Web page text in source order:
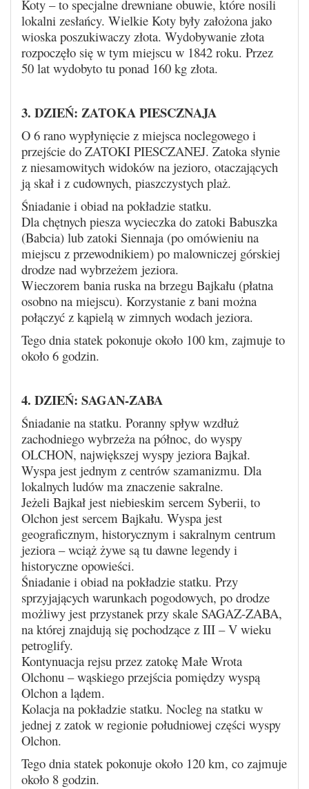
Koty – to specjalne drewniane obuwie, które nosili
lokalni zesłańcy. Wielkie Koty były założona jako
wioska poszukiwaczy złota. Wydobywanie złota
rozpoczęło się w tym miejscu w 1842 roku. Przez
50 lat wydobyto tu ponad 160 kg złota.
3. DZIEŃ: ZATOKA PIESCZNAJA
O 6 rano wypłynięcie z miejsca noclegowego i
przejście do ZATOKI PIESCZANEJ. Zatoka słynie
z niesamowitych widoków na jezioro, otaczających
ją skał i z cudownych, piaszczystych plaż.
Śniadanie i obiad na pokładzie statku.
Dla chętnych piesza wycieczka do zatoki Babuszka
(Babcia) lub zatoki Siennaja (po omówieniu na
miejscu z przewodnikiem) po malowniczej górskiej
drodze nad wybrzeżem jeziora.
Wieczorem bania ruska na brzegu Bajkału (płatna
osobno na miejscu). Korzystanie z bani można
połączyć z kąpielą w zimnych wodach jeziora.
Tego dnia statek pokonuje około 100 km, zajmuje to
około 6 godzin.
4. DZIEŃ: SAGAN-ZABA
Śniadanie na statku. Poranny spływ wzdłuż
zachodniego wybrzeża na północ, do wyspy
OLCHON, największej wyspy jeziora Bajkał.
Wyspa jest jednym z centrów szamanizmu. Dla
lokalnych ludów ma znaczenie sakralne.
Jeżeli Bajkał jest niebieskim sercem Syberii, to
Olchon jest sercem Bajkału. Wyspa jest
geograficznym, historycznym i sakralnym centrum
jeziora – wciąż żywe są tu dawne legendy i
historyczne opowieści.
Śniadanie i obiad na pokładzie statku. Przy
sprzyjających warunkach pogodowych, po drodze
możliwy jest przystanek przy skale SAGAZ-ZABA,
na której znajdują się pochodzące z III – V wieku
petroglify.
Kontynuacja rejsu przez zatokę Małe Wrota
Olchonu – wąskiego przejścia pomiędzy wyspą
Olchon a lądem.
Kolacja na pokładzie statku. Nocleg na statku w
jednej z zatok w regionie południowej części wyspy
Olchon.
Tego dnia statek pokonuje około 120 km, co zajmuje
około 8 godzin.